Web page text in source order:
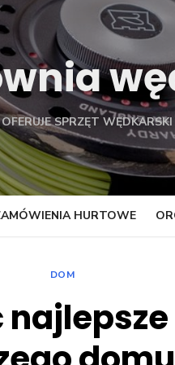
OFERUJE SPRZĘT
HURTOWE
DOM